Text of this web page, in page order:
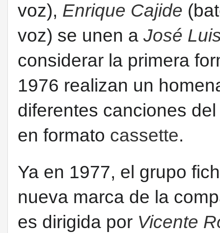
voz), Enrique Cajide
voz) se unen a José
considerar la primera
1976 realizan un
diferentes canciones
en formato cassette.
Ya en 1977, el grupo
nueva marca de la
es dirigida por Vicente